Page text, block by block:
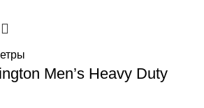
Men’s Heavy Duty